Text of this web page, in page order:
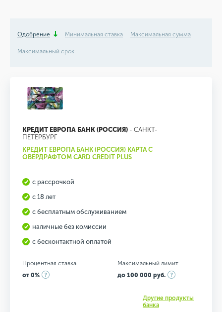
Одобрение Минимальная ставка Максимальная сумма
Максимальный срок
КРЕДИТ ЕВРОПА БАНК (РОССИЯ) - САНКТ-
ПЕТЕРБУРГ
КРЕДИТ ЕВРОПА БАНК (РОССИЯ) КАРТА С
ОВЕРДРАФТОМ CARD CREDIT PLUS
с рассрочкой
с 18 лет
с бесплатным обслуживанием
наличные без комиссии
с бесконтактной оплатой
Процентная ставка
от 0%
Максимальный лимит
до 100 000 руб.
Другие продукты
банка